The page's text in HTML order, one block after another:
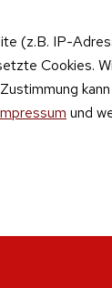
(z.B. IP-
Cookies.
und